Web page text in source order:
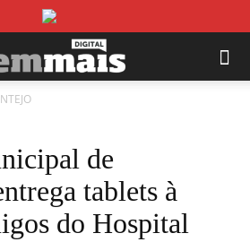
de
tablets à
do Hospital